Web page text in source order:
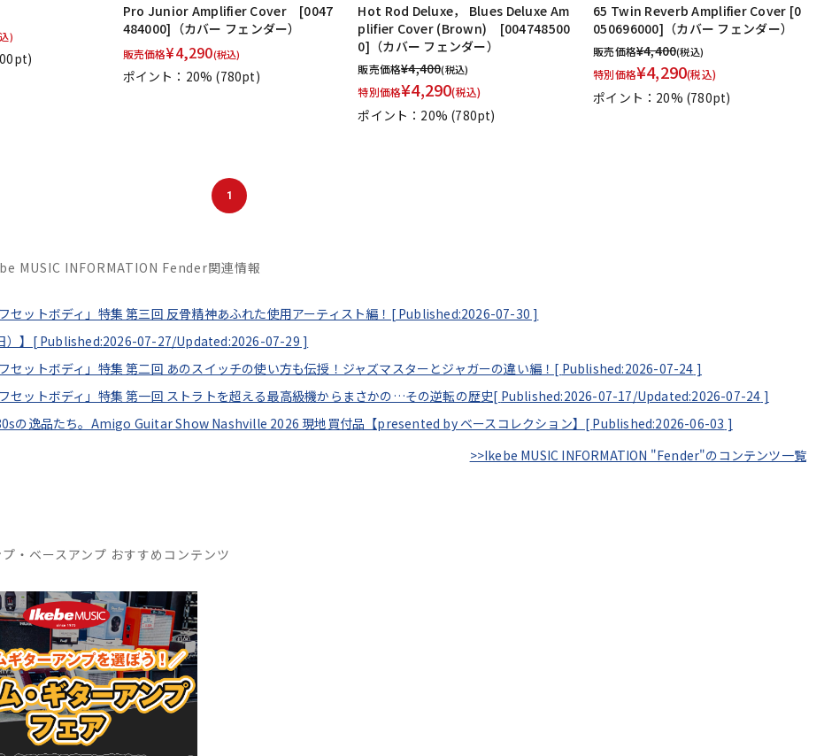
)
Pro Junior Amplifier Cover [0047
484000]（カバー フェンダー）
販売価格¥4,290(税込)
ポイント：20% (780pt)
Hot Rod Deluxe， Blues Deluxe Am
plifier Cover (Brown) [004748500
0]（カバー フェンダー）
販売価格¥4,400(税込)
特別価格¥4,290(税込)
ポイント：20% (780pt)
65 Twin Reverb Amplifier Cover [0
050696000]（カバー フェンダー）
販売価格¥4,400(税込)
特別価格¥4,290(税込)
ポイント：20% (780pt)
1
MUSIC INFORMATION Fender関連情報
セットボディ」特集 第三回 反骨精神あふれた使用アーティスト編！[ Published:2026-07-30 ]
）】[ Published:2026-07-27/Updated:2026-07-29 ]
セットボディ」特集 第二回 あのスイッチの使い方も伝授！ジャズマスターとジャガーの違い編！[ Published:2026-07-24 ]
セットボディ」特集 第一回 ストラトを超える最高級機からまさかの…その逆転の歴史[ Published:2026-07-17/Updated:2026-07-24 ]
の逸品たち。Amigo Guitar Show Nashville 2026 現地買付品【presented by ベースコレクション】[ Published:2026-06-03 ]
>>Ikebe MUSIC INFORMATION "Fender"のコンテンツ一覧
プ・ベースアンプ おすすめコンテンツ